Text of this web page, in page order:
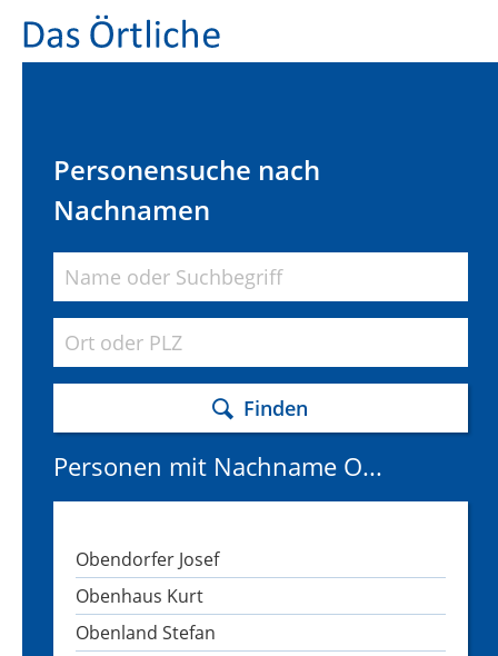
Personensuche nach
Nachnamen
Finden
Personen mit Nachname O...
Obendorfer Josef
Obenhaus Kurt
Obenland Stefan